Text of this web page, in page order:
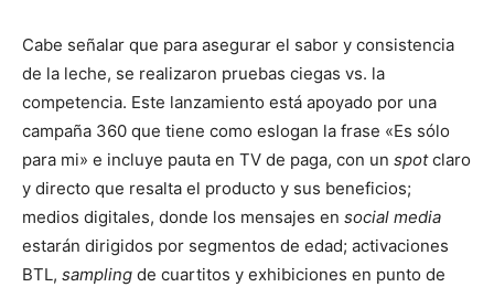
Cabe señalar que para asegurar el sabor y consistencia
de la leche, se realizaron pruebas ciegas vs. la
competencia. Este lanzamiento está apoyado por una
campaña 360 que tiene como eslogan la frase «Es sólo
para mi» e incluye pauta en TV de paga, con un spotclaro
y directo que resalta el producto y sus beneficios;
medios digitales, donde los mensajes en social media
estarán dirigidos por segmentos de edad; activaciones
BTL, sampling de cuartitos y exhibiciones en punto de